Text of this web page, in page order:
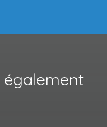
également